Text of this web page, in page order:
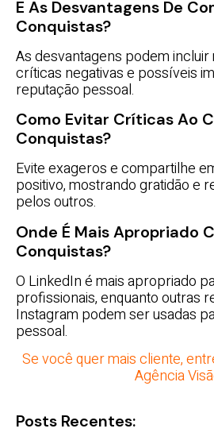
E As Desvantagens De
Conquistas?
As desvantagens podem incluir
críticas negativas e possíveis
reputação pessoal.
Como Evitar Críticas Ao
Conquistas?
Evite exageros e compartilhe
positivo, mostrando gratidão e
pelos outros.
Onde É Mais Apropriado
Conquistas?
O LinkedIn é mais apropriado
profissionais, enquanto outras
Instagram podem ser usadas
pessoal.
Se você quer mais cliente,
Agência
Posts Recentes: